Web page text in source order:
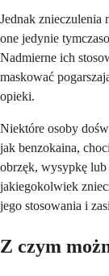
Jednak znieczulenia
one jedynie
Nadmierne ich
maskować
opieki.
Niektóre osoby
jak benzokaina,
obrzęk, wysypkę
jakiegokolwiek
jego stosowania i
Z czym